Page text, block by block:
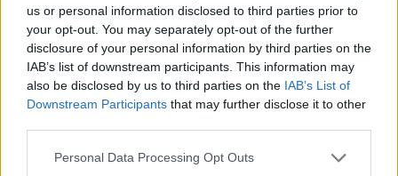
us or personal information disclosed to third parties prior to
your opt-out. You may separately opt-out of the further
disclosure of your personal information by third parties on the
IAB’s list of downstream participants. This information may
also be disclosed by us to third parties on the IAB’s List of
Downstream Participants that may further disclose it to other
Personal Data Processing Opt Outs
Edellinen artikkeli
Manitoba Moosen Henri
Nikkanen upotti jäätävän
rankkarimaalin AHL:ssä
Seuraava artikkeli
Oula Palve vaihtaa maisemaa –
siirtyy Sveitsin liigaan
LIITTYVÄT ARTIKKELIT LISÄÄ TEKIJÄLTÄ